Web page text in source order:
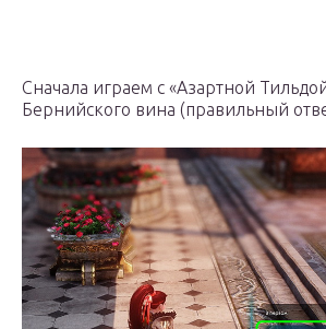
Сначала играем с «Азартной
Бернийского вина (правильный